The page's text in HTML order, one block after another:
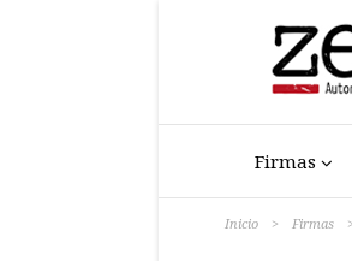
Firmas
Inicio > Firmas >